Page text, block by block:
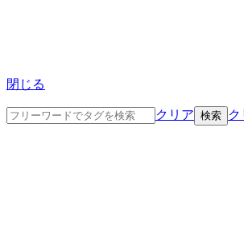
閉じる
クリア ク